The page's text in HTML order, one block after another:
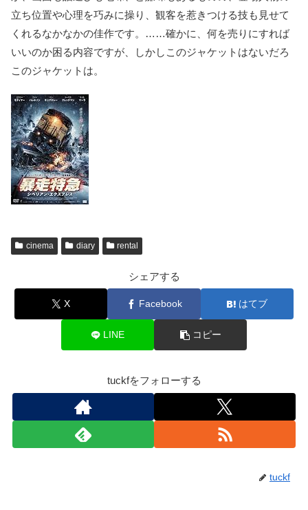
立ち位置や心理を巧みに操り、観客を惹きつける技も見せて
くれるなかなかの佳作です。……確かに、何を売りにすれば
いいのか困る内容ですが、しかしこのジャケットはないだろ
このジャケットは。
cinema diary rental
シェアする
X Facebook はてブ
LINE コピー
tuckfをフォローする
tuckf